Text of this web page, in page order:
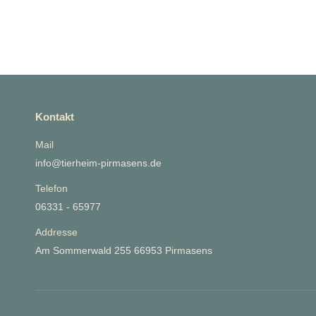
Kontakt
Mail
info@tierheim-pirmasens.de
Telefon
06331 - 65977
Addresse
Am Sommerwald 255 66953 Pirmasens